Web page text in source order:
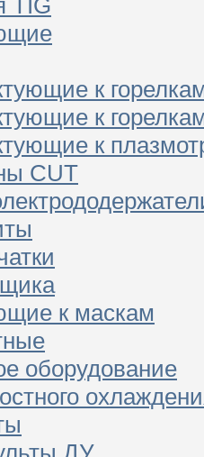
к
к
к
CUT
к маскам
оборудование